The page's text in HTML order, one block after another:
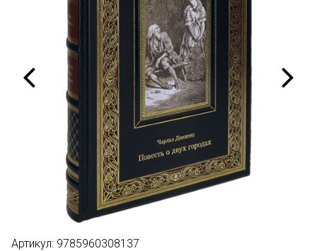
Артикул: 9785960308137